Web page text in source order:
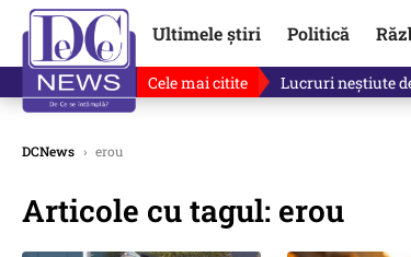
Ultimele știri Politică
Cele mai citite Lucruri neștiute
DCNews › erou
Articole cu tagul: erou